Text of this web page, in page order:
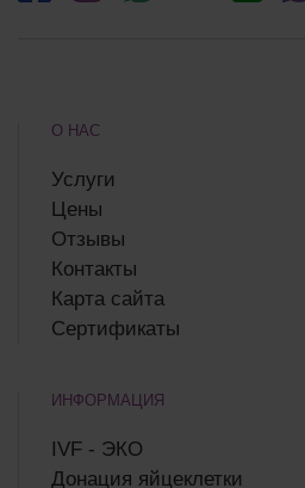
О НАС
Услуги
Цены
Отзывы
Контакты
Карта сайта
Сертификаты
ИНФОРМАЦИЯ
IVF - ЭКО
Донация яйцеклетки